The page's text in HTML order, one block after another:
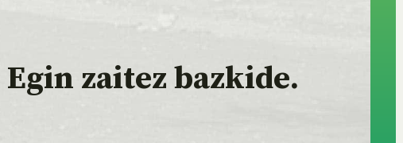
Egin zaitez bazkide.